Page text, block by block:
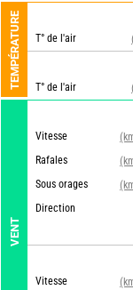
TEMPÉRATURE T° de l'air
T° de l'air
VENT
Vitesse
Rafales
Sous orages
Direction
Vitesse